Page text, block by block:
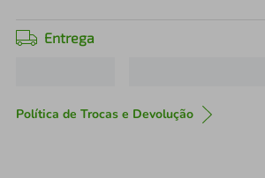
Entrega
Política de Trocas e Devolução